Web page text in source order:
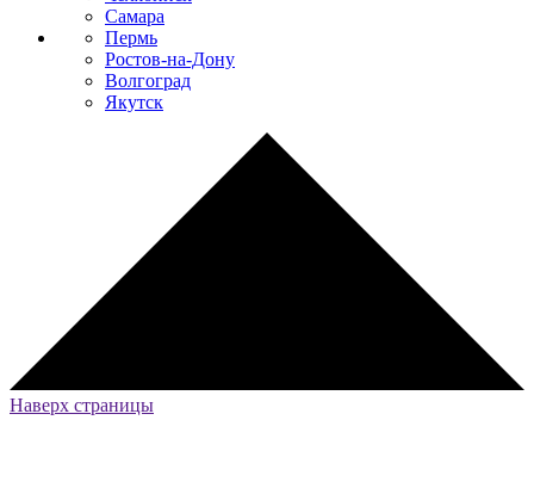
Самара
Пермь
Ростов-на-Дону
Волгоград
Якутск
Наверх страницы